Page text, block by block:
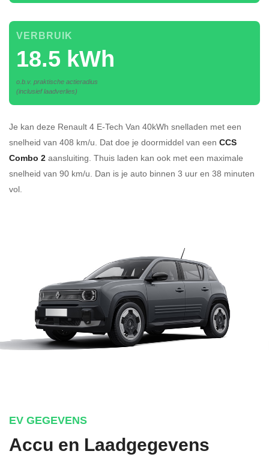
18.5 kWh
VERBRUIK
o.b.v. praktische actieradius
(inclusief laadverlies)
Je kan deze Renault 4 E-Tech Van 40kWh snelladen met een
snelheid van 408 km/u. Dat doe je doormiddel van een CCS
Combo 2 aansluiting. Thuis laden kan ook met een maximale
snelheid van 90 km/u. Dan is je auto binnen 3 uur en 38 minuten
vol.
EV GEGEVENS
Accu en Laadgegevens